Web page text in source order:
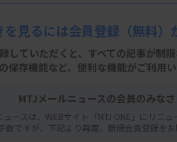
など、全11のコンテンツの
ストに合格することが認定
（各1万1000円）は別途必
を見るには会員登録 （無料
していただくと、すべての記事が制限
保存機能など、便利な機能がご利用い
MTJメールニュースの会員のみな
ュースは、WEBサイト「MTJ ONE」にリニュ
数ですが、下記より再度、新規会員登録をお